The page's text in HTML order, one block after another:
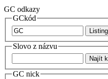
GC odkazy
GCkód
Slovo z názvu
GC nick